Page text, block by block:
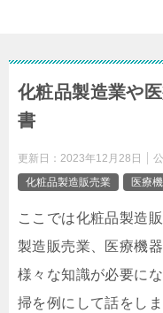
化粧品製造業や
書
更新日： 2023年12月28日
化粧品製造販売業
医療
ここでは化粧品製造
製造販売業、医療機
様々な知識が必要に
掃を例にして話をしま